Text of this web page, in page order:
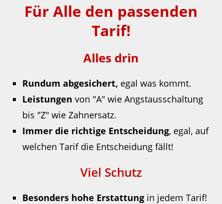
Für Alle den passenden
Tarif!
Alles drin
Rundum abgesichert, egal was kommt.
Leistungen von "A" wie Angstausschaltung
bis "Z" wie Zahnersatz.
Immer die richtige Entscheidung, egal, auf
welchen Tarif die Entscheidung fällt!
Viel Schutz
Besonders hohe Erstattung in jedem Tarif!